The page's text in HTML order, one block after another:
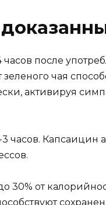
после
чая
активируя
Капсаицин
30% от